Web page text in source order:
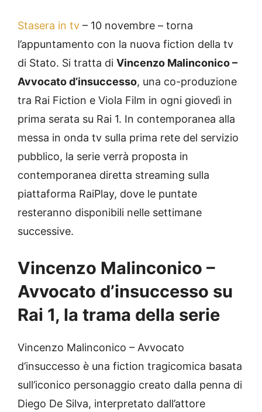
Stasera in tv – 10 novembre – torna
l’appuntamento con la nuova fiction della tv
di Stato. Si tratta di Vincenzo Malinconico –
Avvocato d’insuccesso, una co-produzione
tra Rai Fiction e Viola Film in ogni giovedì in
prima serata su Rai 1. In contemporanea alla
messa in onda tv sulla prima rete del servizio
pubblico, la serie verrà proposta in
contemporanea diretta streaming sulla
piattaforma RaiPlay, dove le puntate
resteranno disponibili nelle settimane
successive.
Vincenzo Malinconico –
Avvocato d’insuccesso su
Rai 1, la trama della serie
Vincenzo Malinconico – Avvocato
d’insuccesso è una fiction tragicomica basata
sull’iconico personaggio creato dalla penna di
Diego De Silva, interpretato dall’attore